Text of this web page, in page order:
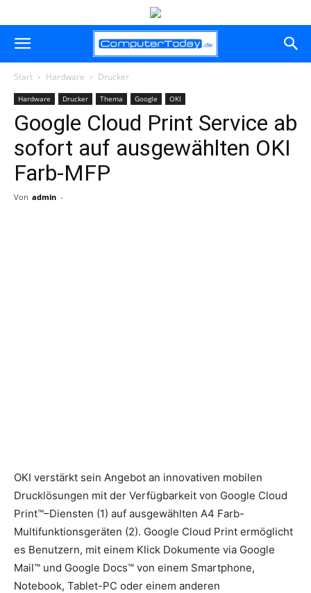
Start Hardware Drucker
Hardware Drucker Thema Google OKI
Google Cloud Print Service ab
sofort auf ausgewählten OKI
Farb-MFP
Von admin -
OKI verstärkt sein Angebot an innovativen mobilen
Drucklösungen mit der Verfügbarkeit von Google Cloud
Print™–Diensten (1) auf ausgewählten A4 Farb-
Multifunktionsgeräten (2). Google Cloud Print ermöglicht
es Benutzern, mit einem Klick Dokumente via Google
Mail™ und Google Docs™ von einem Smartphone,
Notebook, Tablet-PC oder einem anderen